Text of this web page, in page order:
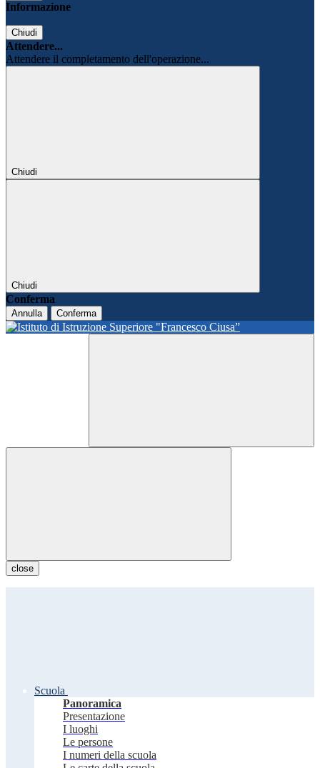
Informazione
Chiudi
Attendere...
Attendere il completamento dell'operazione...
Chiudi
Chiudi
Conferma
Annulla Conferma
close
Scuola
Panoramica
Presentazione
I luoghi
Le persone
I numeri della scuola